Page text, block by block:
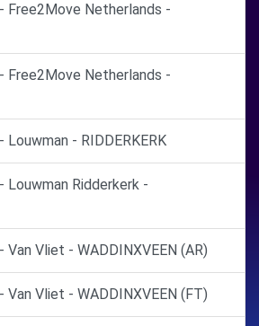
Free2Move Netherlands -
Free2Move Netherlands -
- RIDDERKERK
Louwman Ridderkerk -
Vliet - WADDINXVEEN (AR)
Vliet - WADDINXVEEN (FT)